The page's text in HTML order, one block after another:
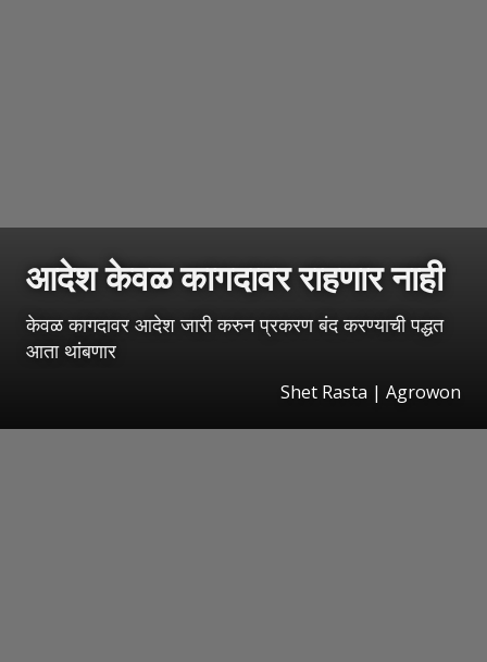
आदेश केवळ कागदावर राहणार नाही
केवळ कागदावर आदेश जारी करुन प्रकरण बंद करण्याची पद्धत
आता थांबणार
Shet Rasta | Agrowon